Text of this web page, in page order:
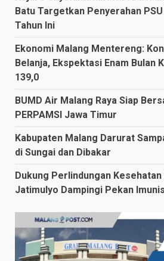
Batu Targetkan Penyerahan
Tahun Ini
Ekonomi Malang Mentereng:
Belanja, Ekspektasi Enam Bulan
139,0
BUMD Air Malang Raya Siap
PERPAMSI Jawa Timur
Kabupaten Malang Darurat
di Sungai dan Dibakar
Dukung Perlindungan Kesehatan
Jatimulyo Dampingi Pekan